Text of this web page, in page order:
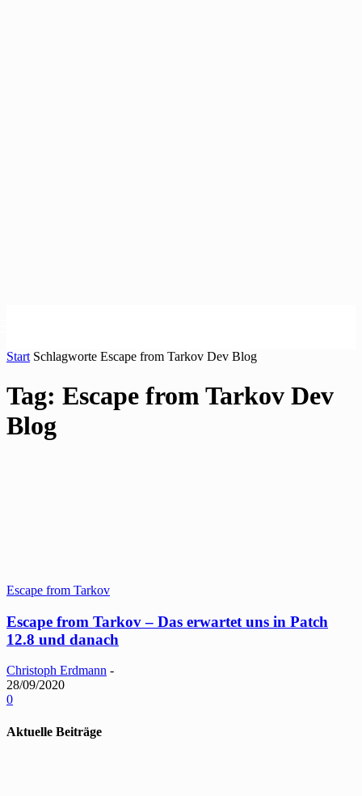
Start Schlagworte Escape from Tarkov Dev Blog
Tag: Escape from Tarkov Dev
Blog
Escape from Tarkov
Escape from Tarkov – Das erwartet uns in Patch
12.8 und danach
Christoph Erdmann -
28/09/2020
0
Aktuelle Beiträge